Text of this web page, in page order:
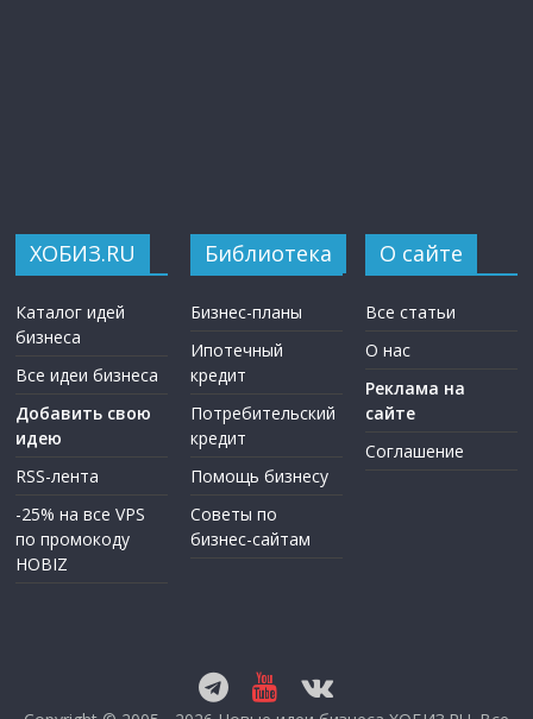
ХОБИЗ.RU
Каталог идей
бизнеса
Все идеи бизнеса
Добавить свою
идею
RSS-лента
-25% на все VPS
по промокоду
HOBIZ
Библиотека
Бизнес-планы
Ипотечный
кредит
Потребительский
кредит
Помощь бизнесу
Советы по
бизнес-сайтам
О сайте
Все статьи
О нас
Реклама на
сайте
Соглашение